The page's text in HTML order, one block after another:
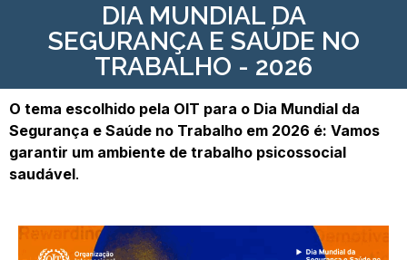
DIA MUNDIAL DA
SEGURANÇA E SAÚDE NO
TRABALHO - 2026
O tema escolhido pela OIT para o Dia Mundial da
Segurança e Saúde no Trabalho em 2026 é: Vamos
garantir um ambiente de trabalho psicossocial
saudável.